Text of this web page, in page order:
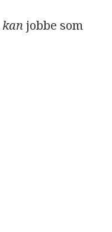
kanjobbe som